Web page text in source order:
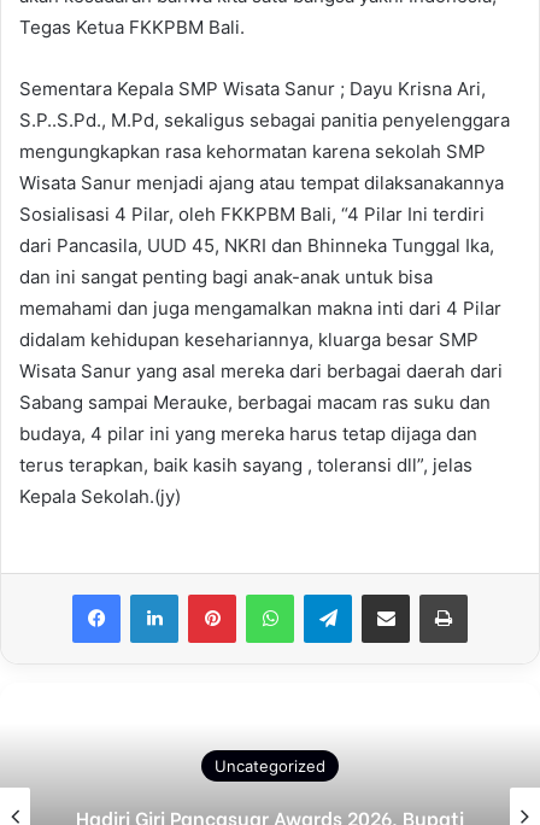
Tegas Ketua FKKPBM Bali.
Sementara Kepala SMP Wisata Sanur ; Dayu Krisna Ari,
S.P..S.Pd., M.Pd, sekaligus sebagai panitia penyelenggara
mengungkapkan rasa kehormatan karena sekolah SMP
Wisata Sanur menjadi ajang atau tempat dilaksanakannya
Sosialisasi 4 Pilar, oleh FKKPBM Bali, “4 Pilar Ini terdiri
dari Pancasila, UUD 45, NKRI dan Bhinneka Tunggal Ika,
dan ini sangat penting bagi anak-anak untuk bisa
memahami dan juga mengamalkan makna inti dari 4 Pilar
didalam kehidupan kesehariannya, kluarga besar SMP
Wisata Sanur yang asal mereka dari berbagai daerah dari
Sabang sampai Merauke, berbagai macam ras suku dan
budaya, 4 pilar ini yang mereka harus tetap dijaga dan
terus terapkan, baik kasih sayang , toleransi dll”, jelas
Kepala Sekolah.(jy)
Telegram
Uncategorized
Hadiri Giri Pancasuar Awards 2026, Bupati